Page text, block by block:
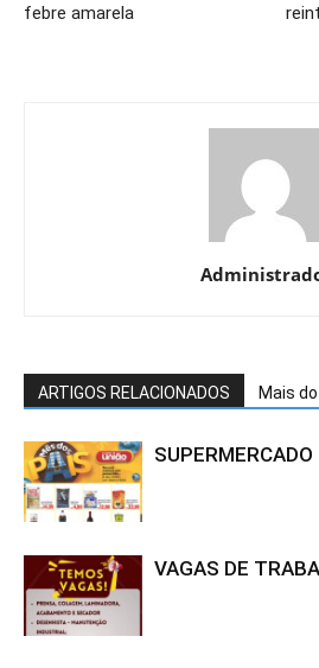
febre amarela
ARTIGOS RELACIONADOS Mais
SUPERMERCADO
VAGAS DE